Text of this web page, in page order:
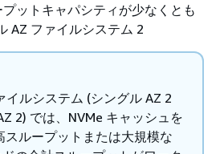
ットキャパシティが少なくとも
AZ ファイルシステム 2
イルシステム (シングル AZ 2
2) では、NVMe キャッシュを
スループットまたは大規模な